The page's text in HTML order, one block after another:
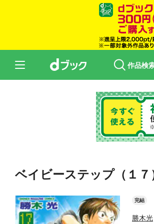
作品検
ベイビーステップ（１７
完結
勝木光